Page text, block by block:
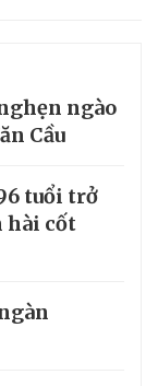
ngào
Cầu
tuổi trở
hài cốt